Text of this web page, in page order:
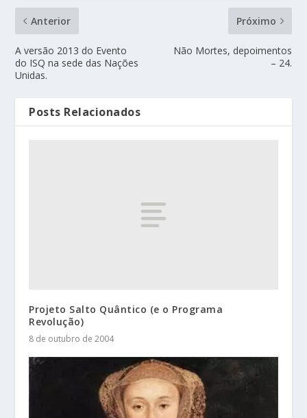
Anterior
A versão 2013 do Evento
do ISQ na sede das Nações
Unidas.
Próximo
Não Mortes, depoimentos
– 24.
Posts Relacionados
Projeto Salto Quântico (e o Programa
Revolução)
8 de outubro de 2004